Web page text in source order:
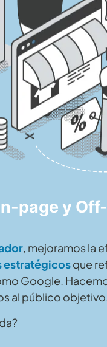
page y
, mejoramos la
estratégicosque
Google.
al público